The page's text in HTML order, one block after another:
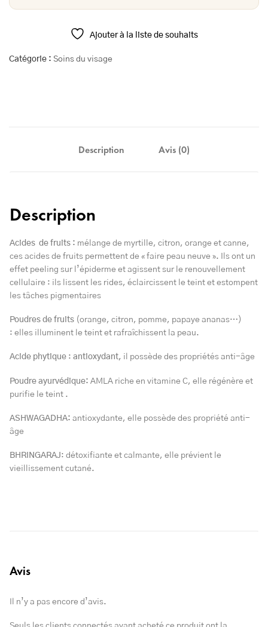
Ajouter à la liste de souhaits
Catégorie : Soins du visage
Description Avis (0)
Description
Acides de fruits : mélange de myrtille, citron, orange et canne,
ces acides de fruits permettent de « faire peau neuve ». Ils ont un
effet peeling sur l’épiderme et agissent sur le renouvellement
cellulaire : ils lissent les rides, éclaircissent le teint et estompent
les tâches pigmentaires
Poudres de fruits (orange, citron, pomme, papaye ananas…)
: elles illuminent le teint et rafraîchissent la peau.
Acide phytique : antioxydant, il possède des propriétés anti-âge
Poudre ayurvédique: AMLA riche en vitamine C, elle régénère et
purifie le teint .
ASHWAGADHA: antioxydante, elle possède des propriété anti-
âge
BHRINGARAJ: détoxifiante et calmante, elle prévient le
vieillissement cutané.
Avis
Il n’y a pas encore d’avis.